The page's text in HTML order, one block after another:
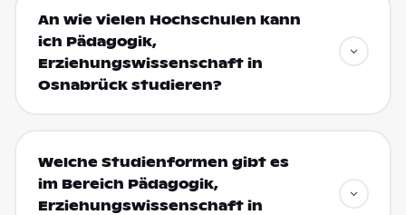
An wie vielen Hochschulen kann
ich Pädagogik,
Erziehungswissenschaft in
Osnabrück studieren?
Welche Studienformen gibt es
im Bereich Pädagogik,
Erziehungswissenschaft in